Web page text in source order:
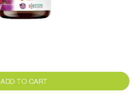
ADD TO CART